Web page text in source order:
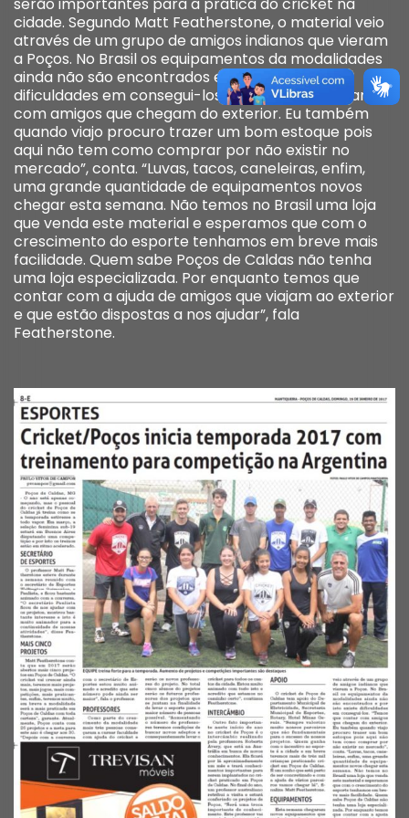
cidade. Segundo Matt Featherstone, o material veio
através de um grupo de amigos indianos que vieram
a Poços. No Brasil os equipamentos da modalidades
ainda não são encontrados e por isto existe
dificuldades em consegui-los. “Temos que contar
com amigos que chegam do exterior. Eu também
quando viajo procuro trazer um bom estoque pois
aqui não tem como comprar por não existir no
mercado”, conta. “Luvas, tacos, caneleiras, enfim,
uma grande quantidade de equipamentos novos
chegar esta semana. Não temos no Brasil uma loja
que venda este material e esperamos que com o
crescimento do esporte tenhamos em breve mais
facilidade. Quem sabe Poços de Caldas não tenha
uma loja especializada. Por enquanto temos que
contar com a ajuda de amigos que viajam ao exterior
e que estão dispostas a nos ajudar”, fala
Featherstone.